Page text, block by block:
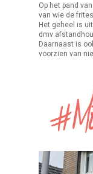
Op het pand
van wie de
Het geheel is
dmv
Daarnaast is
voorzien van